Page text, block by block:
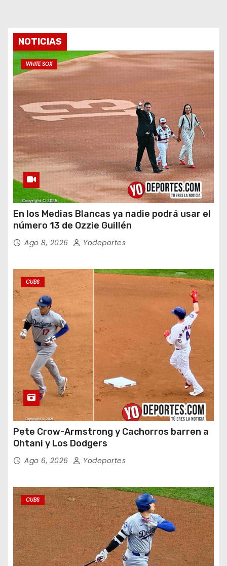
NOTICIAS
WHITE SOX
En los Medias Blancas ya nadie podrá usar el
número 13 de Ozzie Guillén
Ago 8, 2026 Yodeportes
CUBS
Pete Crow-Armstrong y Cachorros barren a
Ohtani y Los Dodgers
Ago 6, 2026 Yodeportes
CUBS